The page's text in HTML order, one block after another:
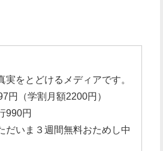
実をとどけるメディアです。
円（学割月額2200円）
990円
だいま３週間無料おためし中